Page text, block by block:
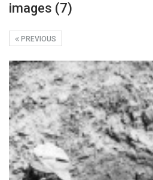
images (7)
PREVIOUS